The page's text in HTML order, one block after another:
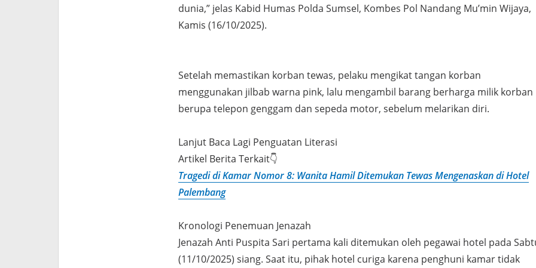
dunia,” jelas Kabid Humas Polda Sumsel, Kombes Pol Nandang Mu’min Wijaya,
Kamis (16/10/2025).
Setelah memastikan korban tewas, pelaku mengikat tangan korban
menggunakan jilbab warna pink, lalu mengambil barang berharga milik korban
berupa telepon genggam dan sepeda motor, sebelum melarikan diri.
Lanjut Baca Lagi Penguatan Literasi
Artikel Berita Terkait👇
Tragedi di Kamar Nomor 8: Wanita Hamil Ditemukan Tewas Mengenaskan di Hotel
Palembang
Kronologi Penemuan Jenazah
Jenazah Anti Puspita Sari pertama kali ditemukan oleh pegawai hotel pada
(11/10/2025) siang. Saat itu, pihak hotel curiga karena penghuni kamar tidak